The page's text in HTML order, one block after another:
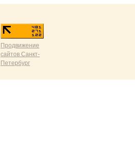
Продвижение
сайтов Санкт-
Петербург